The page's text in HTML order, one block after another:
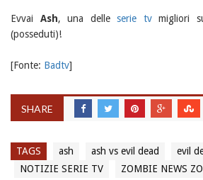
Evvai Ash, una delle serie tvmigliori
(posseduti)!
[Fonte: Badtv]
SHARE
TAGS ash ash vs evil dead
evil
NOTIZIE SERIE TV
ZOMBIE NEWS